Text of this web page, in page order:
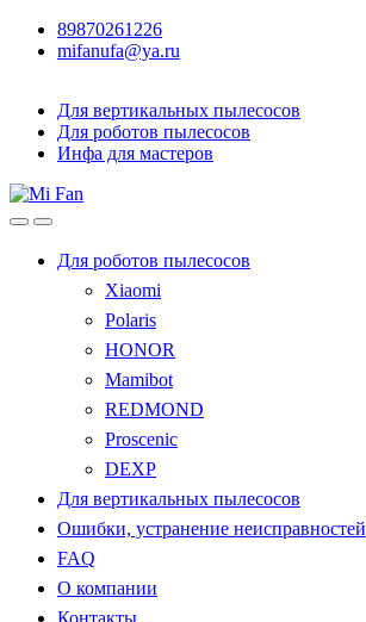
89870261226
mifanufa@ya.ru
Для вертикальных пылесосов
Для роботов пылесосов
Инфа для мастеров
Для роботов пылесосов
Xiaomi
Polaris
HONOR
Mamibot
REDMOND
Proscenic
DEXP
Для вертикальных пылесосов
Ошибки, устранение неисправностей
FAQ
О компании
Контакты